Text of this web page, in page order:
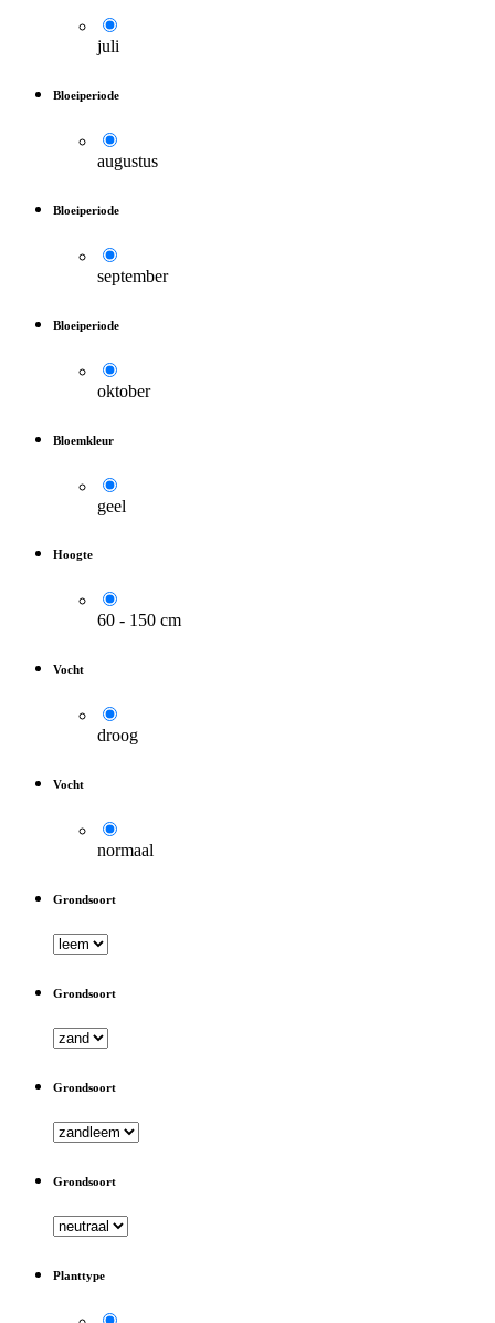
juli
Bloeiperiode
augustus
Bloeiperiode
september
Bloeiperiode
oktober
Bloemkleur
geel
Hoogte
60 - 150 cm
Vocht
droog
Vocht
normaal
Grondsoort
Grondsoort
Grondsoort
Grondsoort
Planttype